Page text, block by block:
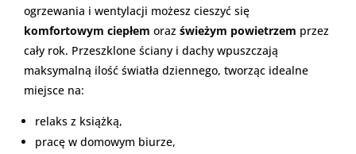
ogrzewania i wentylacji możesz cieszyć się
komfortowym ciepłem oraz świeżym powietrzem przez
cały rok. Przeszklone ściany i dachy wpuszczają
maksymalną ilość światła dziennego, tworząc idealne
miejsce na:
relaks z książką,
pracę w domowym biurze,